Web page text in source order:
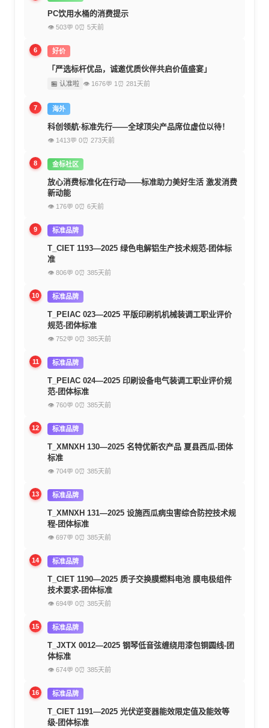
PC饮用水桶的消费提示
👁 503💬 0⏰ 5天前
6 好价
「严选标杆优品，诚邀优质伙伴共启价值盛宴」
🏪 认准啦 👁 1676💬 1 ⏰ 281天前
7 海外
科创领航·标准先行——全球顶尖产品席位虚位以待！
👁 1413💬 0⏰ 273天前
8 金标社区
放心消费标准化在行动——标准助力美好生活 激发消费
新动能
👁 176💬 0⏰ 6天前
9 标准品牌
T_CIET 1193—2025 绿色电解铝生产技术规范-团体标
准
👁 806💬 0⏰ 385天前
10 标准品牌
T_PEIAC 023—2025 平版印刷机机械装调工职业评价
规范-团体标准
👁 752💬 0⏰ 385天前
11 标准品牌
T_PEIAC 024—2025 印刷设备电气装调工职业评价规
范-团体标准
👁 760💬 0⏰ 385天前
12 标准品牌
T_XMNXH 130—2025 名特优新农产品 夏县西瓜-团体
标准
👁 704💬 0⏰ 385天前
13 标准品牌
T_XMNXH 131—2025 设施西瓜病虫害综合防控技术规
程-团体标准
👁 697💬 0⏰ 385天前
14 标准品牌
T_CIET 1190—2025 质子交换膜燃料电池 膜电极组件
技术要求-团体标准
👁 694💬 0⏰ 385天前
15 标准品牌
T_JXTX 0012—2025 钢琴低音弦缠绕用漆包铜圆线-团
体标准
👁 674💬 0⏰ 385天前
16 标准品牌
T_CIET 1191—2025 光伏逆变器能效限定值及能效等
级-团体标准